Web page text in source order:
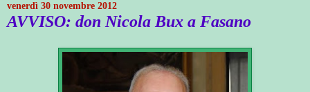
venerdì 30 novembre 2012
AVVISO: don Nicola Bux a Fasano